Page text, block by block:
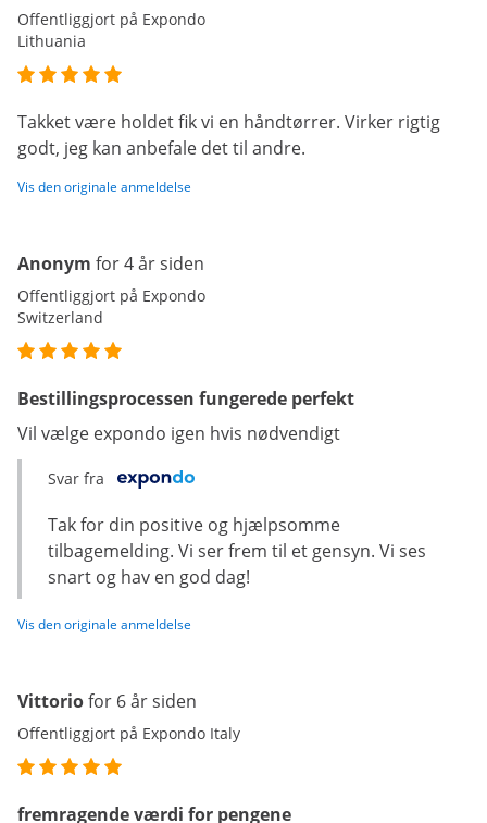
Offentliggjort på Expondo
Lithuania
Takket være holdet fik vi en håndtørrer. Virker rigtig
godt, jeg kan anbefale det til andre.
Vis den originale anmeldelse
Anonym for 4 år siden
Offentliggjort på Expondo
Switzerland
Bestillingsprocessen fungerede perfekt
Vil vælge expondo igen hvis nødvendigt
Svar fra
Tak for din positive og hjælpsomme
tilbagemelding. Vi ser frem til et gensyn. Vi ses
snart og hav en god dag!
Vis den originale anmeldelse
Vittoriofor 6 år siden
Offentliggjort på Expondo Italy
fremragende værdi for pengene